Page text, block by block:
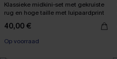
Klassieke midkini-set met gekruiste
rug en hoge taille met luipaardprint
40,00 €
Op voorraad